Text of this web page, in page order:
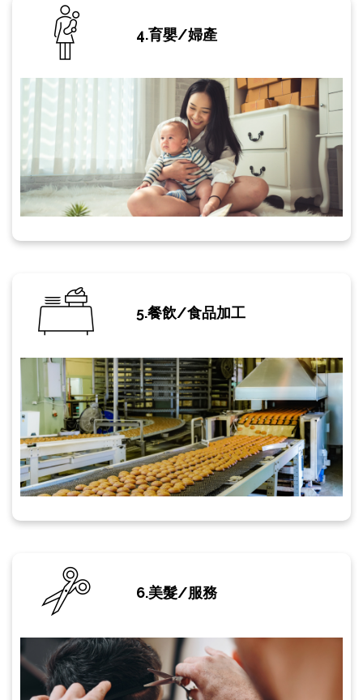
4.育嬰/婦產
5.餐飲/食品加工
6.美髮/服務